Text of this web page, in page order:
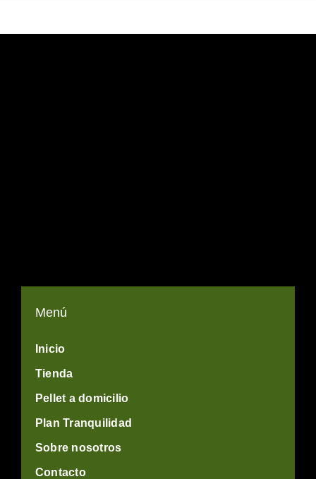
Menú
Inicio
Tienda
Pellet a domicilio
Plan Tranquilidad
Sobre nosotros
Contacto